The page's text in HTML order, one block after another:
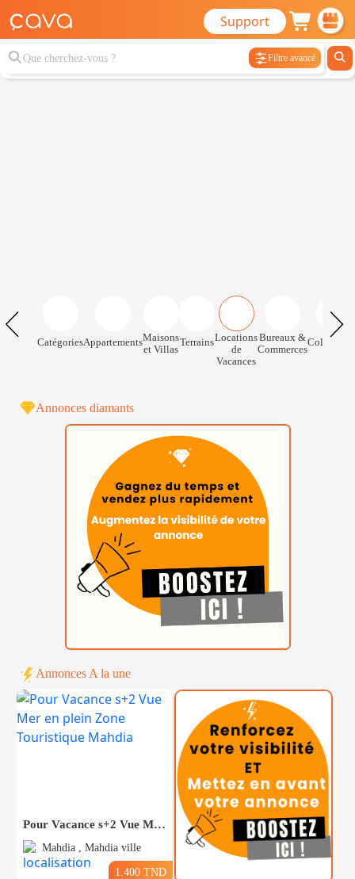
Support
Filtre avancé
CatégoriesAppartementsMaisons
et Villas
TerrainsLocations
de
Vacances
Bureaux &
Commerces
Annonces diamants
Annonces A la une
Pour Vacance s+2 Vue Mer en plein Zone Touristique Mahdia
Mahdia , Mahdia ville
1.400 TND